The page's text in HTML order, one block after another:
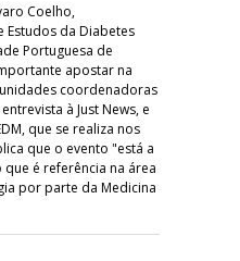
Coelho,
da Diabetes
Portuguesa de
apostar na
coordenadoras
à Just News, e
que se realiza nos
que o evento "está a
é referência na área
por parte da Medicina